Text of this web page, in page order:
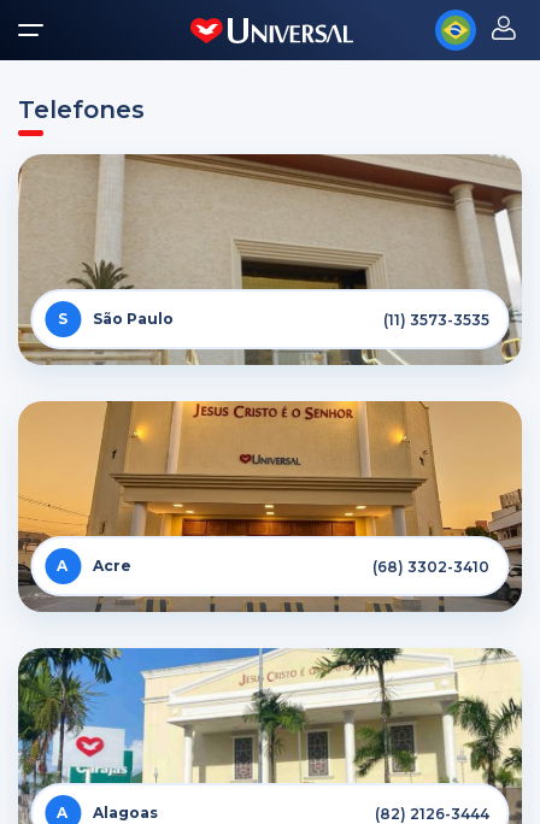
Telefones
São Paulo (11) 3573-3535
Acre (68) 3302-3410
Alagoas (82) 2126-3444